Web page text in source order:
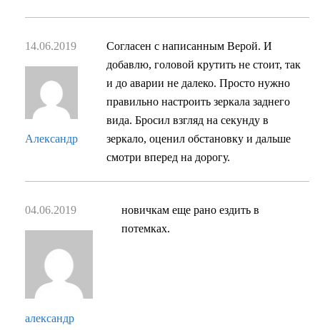
14.06.2019
Александр
Согласен с написанным Верой. И
добавлю, головой крутить не стоит, так
и до аварии не далеко. Просто нужно
правильно настроить зеркала заднего
вида. Бросил взгляд на секунду в
зеркало, оценил обстановку и дальше
смотри вперед на дорогу.
04.06.2019
александр
новичкам еще рано ездить в
потемках.